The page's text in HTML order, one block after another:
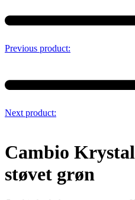
Previous product:
Next product:
Cambio
støvet grøn